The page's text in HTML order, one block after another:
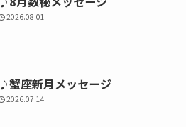
2026.08.01
♪蟹座新月メッセージ
2026.07.14